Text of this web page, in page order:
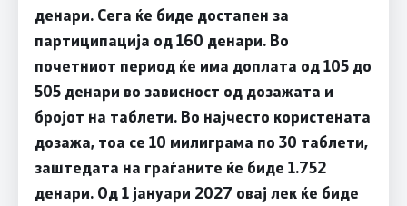
денари. Сега ќе биде достапен за
партиципација од 160 денари. Во
почетниот период ќе има доплата од 105 до
505 денари во зависност од дозажата и
бројот на таблети. Во најчесто користената
дозажа, тоа се 10 милиграма по 30 таблети,
заштедата на граѓаните ќе биде 1.752
денари. ​Од 1 јануари 2027 овај лек ќе биде